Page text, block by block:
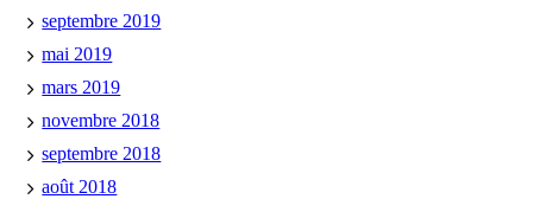
septembre 2019
mai 2019
mars 2019
novembre 2018
septembre 2018
août 2018